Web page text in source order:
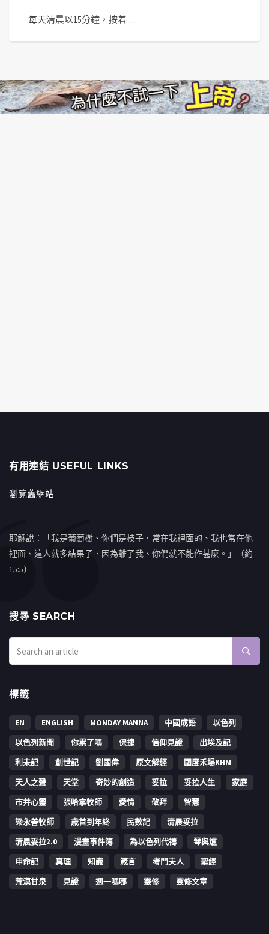
每天清晨以15分鐘，按着 …
有用連結 USEFUL LINKS
瀏覽舊網站
耶穌說：「我是葡萄樹、你們是枝子．常在我裡面的、我也常在他
裡面、這人就多結果子．因為離了我、你們就不能作甚麼。」（約
15:5）
搜㝷 SEARCH
標籤
EN ENGLISH MONDAY MANNA 中國成語
以色列
以色列新聞
你累了嗎 保捷 信仰見證
出埃及記
利未記
創世記 劉國偉 原文解經
國度禾場KHM
天人之聲
天堂 奇妙的創造 妥拉 妥拉人生
家庭
市井心靈
張哈拿牧師 愛情 敬拜
智慧
梁永善牧師
歳首到年終 民數記
清晨妥拉
清晨妥拉2.0
漫畫事件簿 為以色列代禱
琴與爐
申命記
真理 知識 箴言 考門夫人
聖經
荒漠甘泉
見證 週一嗎哪 靈修 靈修文章